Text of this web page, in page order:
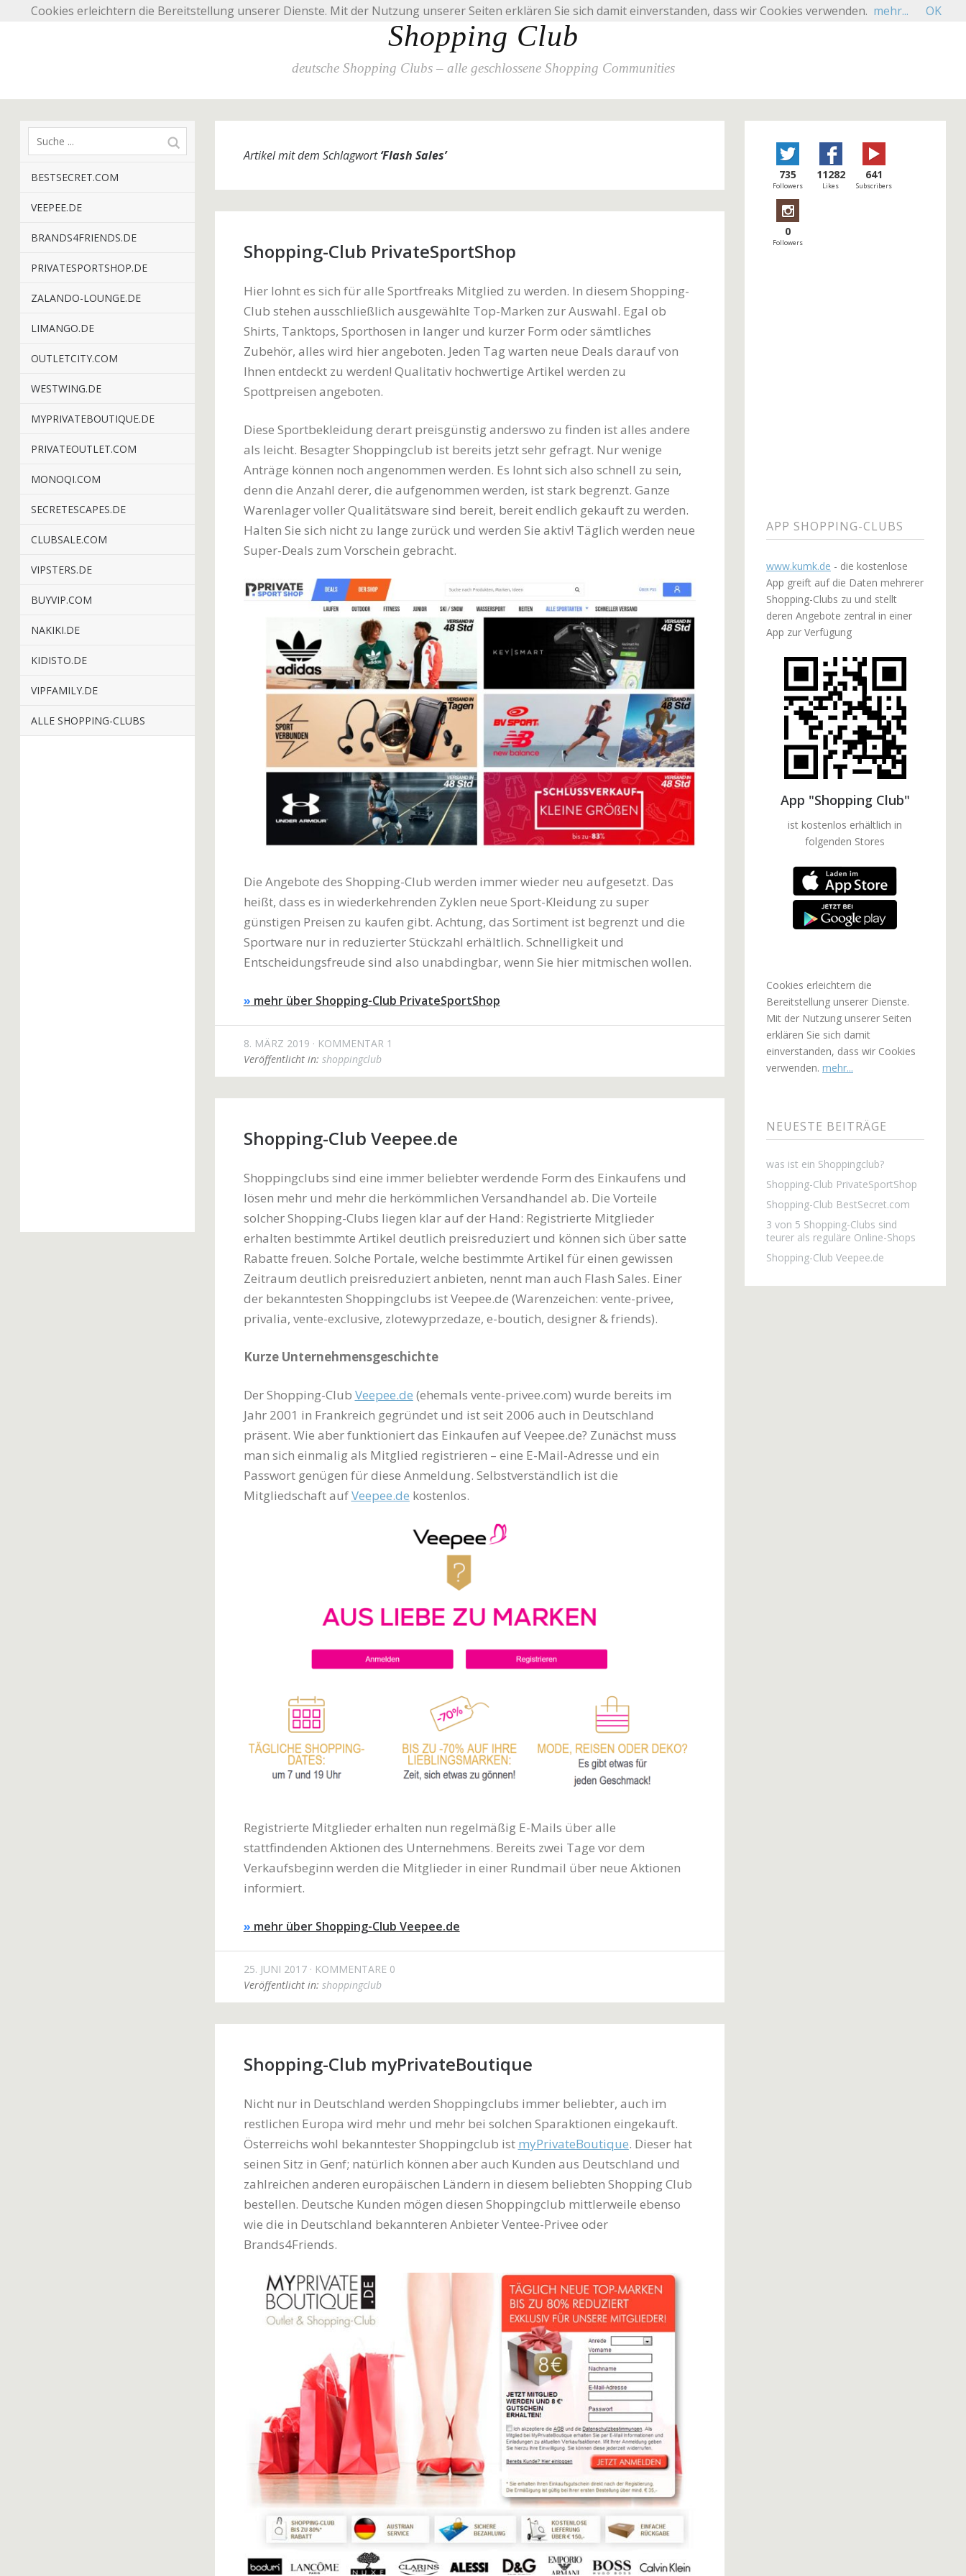
Shopping Club
deutsche Shopping Clubs – alle geschlossene Shopping Communities
BESTSECRET.COM
VEEPEE.DE
BRANDS4FRIENDS.DE
PRIVATESPORTSHOP.DE
ZALANDO-LOUNGE.DE
LIMANGO.DE
OUTLETCITY.COM
WESTWING.DE
MYPRIVATEBOUTIQUE.DE
PRIVATEOUTLET.COM
MONOQI.COM
SECRETESCAPES.DE
CLUBSALE.COM
VIPSTERS.DE
BUYVIP.COM
NAKIKI.DE
KIDISTO.DE
VIPFAMILY.DE
ALLE SHOPPING-CLUBS
Artikel mit dem Schlagwort‘Flash Sales’
Shopping-Club PrivateSportShop
Hier lohnt es sich für alle Sportfreaks Mitglied zu werden. In diesem Shopping-
Club stehen ausschließlich ausgewählte Top-Marken zur Auswahl. Egal ob
Shirts, Tanktops, Sporthosen in langer und kurzer Form oder sämtliches
Zubehör, alles wird hier angeboten. Jeden Tag warten neue Deals darauf von
Ihnen entdeckt zu werden! Qualitativ hochwertige Artikel werden zu
Spottpreisen angeboten.
Diese Sportbekleidung derart preisgünstig anderswo zu finden ist alles andere
als leicht. Besagter Shoppingclub ist bereits jetzt sehr gefragt. Nur wenige
Anträge können noch angenommen werden. Es lohnt sich also schnell zu sein,
denn die Anzahl derer, die aufgenommen werden, ist stark begrenzt. Ganze
Warenlager voller Qualitätsware sind bereit, bereit endlich gekauft zu werden.
Halten Sie sich nicht zu lange zurück und werden Sie aktiv! Täglich werden neue
Super-Deals zum Vorschein gebracht.
Die Angebote des Shopping-Club werden immer wieder neu aufgesetzt. Das
heißt, dass es in wiederkehrenden Zyklen neue Sport-Kleidung zu super
günstigen Preisen zu kaufen gibt. Achtung, das Sortiment ist begrenzt und die
Sportware nur in reduzierter Stückzahl erhältlich. Schnelligkeit und
Entscheidungsfreude sind also unabdingbar, wenn Sie hier mitmischen wollen.
» mehr über Shopping-Club PrivateSportShop
8. MÄRZ 2019
KOMMENTAR 1
Veröffentlicht in: shoppingclub
Shopping-Club Veepee.de
Shoppingclubs sind eine immer beliebter werdende Form des Einkaufens und
lösen mehr und mehr die herkömmlichen Versandhandel ab. Die Vorteile
solcher Shopping-Clubs liegen klar auf der Hand: Registrierte Mitglieder
erhalten bestimmte Artikel deutlich preisreduziert und können sich über satte
Rabatte freuen. Solche Portale, welche bestimmte Artikel für einen gewissen
Zeitraum deutlich preisreduziert anbieten, nennt man auch Flash Sales. Einer
der bekanntesten Shoppingclubs ist Veepee.de (Warenzeichen: vente-privee,
privalia, vente-exclusive, zlotewyprzedaze, e-boutich, designer & friends).
Kurze Unternehmensgeschichte
Der Shopping-Club Veepee.de (ehemals vente-privee.com) wurde bereits im
Jahr 2001 in Frankreich gegründet und ist seit 2006 auch in Deutschland
präsent. Wie aber funktioniert das Einkaufen auf Veepee.de? Zunächst muss
man sich einmalig als Mitglied registrieren – eine E-Mail-Adresse und ein
Passwort genügen für diese Anmeldung. Selbstverständlich ist die
Mitgliedschaft aufVeepee.de kostenlos.
Registrierte Mitglieder erhalten nun regelmäßig E-Mails über alle
stattfindenden Aktionen des Unternehmens. Bereits zwei Tage vor dem
Verkaufsbeginn werden die Mitglieder in einer Rundmail über neue Aktionen
informiert.
» mehr über Shopping-Club Veepee.de
25. JUNI 2017
KOMMENTARE 0
Veröffentlicht in: shoppingclub
Shopping-Club myPrivateBoutique
Nicht nur in Deutschland werden Shoppingclubs immer beliebter, auch im
restlichen Europa wird mehr und mehr bei solchen Sparaktionen eingekauft.
Österreichs wohl bekanntester Shoppingclub ist myPrivateBoutique. Dieser hat
seinen Sitz in Genf; natürlich können aber auch Kunden aus Deutschland und
zahlreichen anderen europäischen Ländern in diesem beliebten Shopping Club
bestellen. Deutsche Kunden mögen diesen Shoppingclub mittlerweile ebenso
wie die in Deutschland bekannteren Anbieter Ventee-Privee oder
Brands4Friends.
735
Followers
11282
Likes
641
Subscribers
0
Followers
APP SHOPPING-CLUBS
www.kumk.de - die kostenlose
App greift auf die Daten mehrerer
Shopping-Clubs zu und stellt
deren Angebote zentral in einer
App zur Verfügung
App "Shopping Club"
ist kostenlos erhältlich in
folgenden Stores
Cookies erleichtern die
Bereitstellung unserer Dienste.
Mit der Nutzung unserer Seiten
erklären Sie sich damit
einverstanden, dass wir Cookies
verwenden. mehr...
NEUESTE BEITRÄGE
was ist ein Shoppingclub?
Shopping-Club PrivateSportShop
Shopping-Club BestSecret.com
3 von 5 Shopping-Clubs sind
teurer als reguläre Online-Shops
Shopping-Club Veepee.de
Cookies erleichtern die Bereitstellung unserer Dienste. Mit der Nutzung unserer Seiten erklären Sie sich damit einverstanden, dass wir Cookies verwenden. mehr... OK